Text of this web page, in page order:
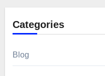
Categories
Blog